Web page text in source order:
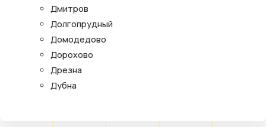
Дмитров
Долгопрудный
Домодедово
Дорохово
Дрезна
Дубна